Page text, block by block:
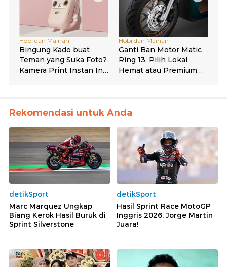
Rekomendasi untuk Anda
detikSport
Marc Marquez Ungkap
Biang Kerok Hasil Buruk di
Sprint Silverstone
detikSport
Hasil Sprint Race MotoGP
Inggris 2026: Jorge Martin
Juara!